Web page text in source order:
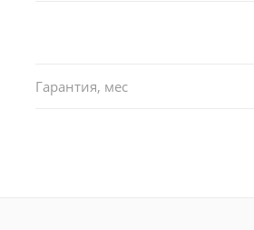
Гарантия, мес